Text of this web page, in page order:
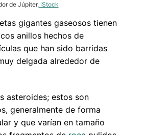
de Júpiter.iStock
gigantes gaseosos tienen
anillos hechos de
que han sido barridas
delgada alrededor de
asteroides; estos son
generalmente de forma
y que varían en tamaño